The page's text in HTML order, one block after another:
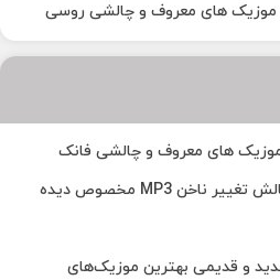
موزیک‌ های معروف و چالشی روسی
های معروف و چالشی فانک
دانلود مجموعه آهنگ برای چالش تغییر ناخن MP3 مخصوص دیده
و قدیمی بهترین موزیک‌های